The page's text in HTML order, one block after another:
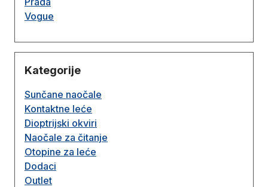
Vogue
Kategorije
Sunčane naočale
Kontaktne leće
Dioptrijski okviri
Naočale za čitanje
Otopine za leće
Dodaci
Outlet